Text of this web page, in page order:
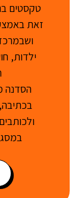
טקסטים
זאת
ילדות,
הסדנה